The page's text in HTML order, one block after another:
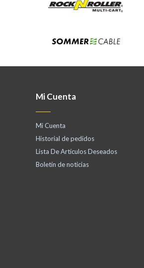
Mi Cuenta
Mi Cuenta
Historial de pedidos
Lista De Artículos Deseados
Boletín de noticias